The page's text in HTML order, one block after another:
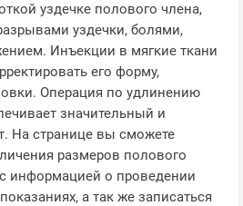
уздечке полового члена,
уздечки, болями,
Инъекции в мягкие ткани
его форму,
Операция по удлинению
значительный и
На странице вы сможете
размеров полового
информацией о проведении
а так же записаться